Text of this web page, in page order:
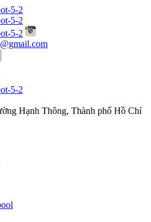
Hạnh Thông, Thành phố Hồ Chí